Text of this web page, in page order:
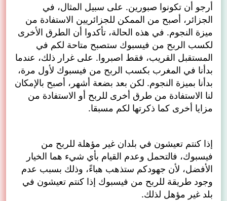
أرجو أن تكونوا صبورين. على سبيل المثال، في
الجزائر، أصبح من الممكن للجزائريين الاستفادة من
ميزة النجوم. في هذه الحالة، تأكدوا أن الطرق الأخرى
لكسب الربح من فيسبوك ستصبح متاحة لكم في
المستقبل القريب، فقط اصبروا. على غرار ذلك، عندما
بدأنا في المغرب بكسب الربح من فيسبوك لأول مرة،
بدأنا بميزة النجوم. لكن بعد بضعة أشهر، أصبح بالإمكان
لنا الاستفادة من طرق أخرى للربح أو الاستفادة من
مزايا أخرى كما ذكرتها لكم مسبقا.
إذا كنتم تعيشون في بلدان غير مؤهلة للربح من
فيسبوك، فالتحمل وعدم القيام بأي شيء هما الخيار
الأفضل، لأن جهودكم ستذهب هباءً، وذلك بسبب عدم
وجود طريقة للربح من فيسبوك إذا كنتم تعيشون في
بلد غير مؤهل لذلك.